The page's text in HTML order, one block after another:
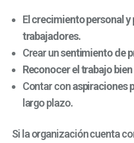
Elcrecimiento personal y
trabajadores.
Crear unsentimiento de
Reconocer el trabajo
Contar conaspiraciones
largo plazo.
Si la organización cuenta